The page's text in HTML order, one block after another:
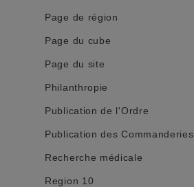
Page de région
Page du cube
Page du site
Philanthropie
Publication de l'Ordre
Publication des Commanderies
Recherche médicale
Region 10